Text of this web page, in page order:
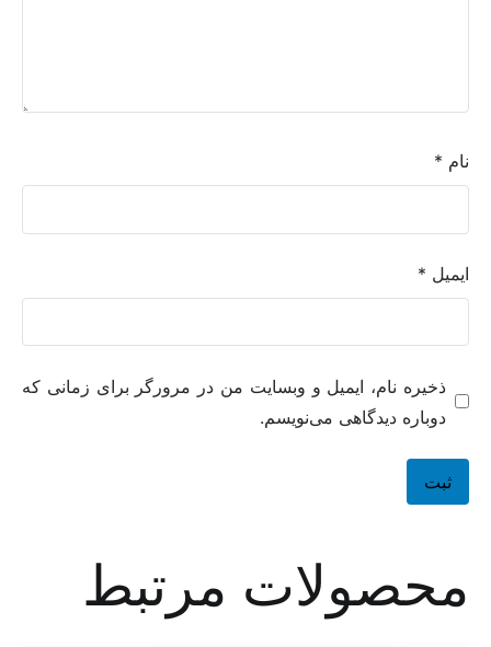
نام *
ایمیل *
ذخیره نام، ایمیل و وبسایت من در مرورگر برای زمانی که
دوباره دیدگاهی می‌نویسم.
محصولات مرتبط